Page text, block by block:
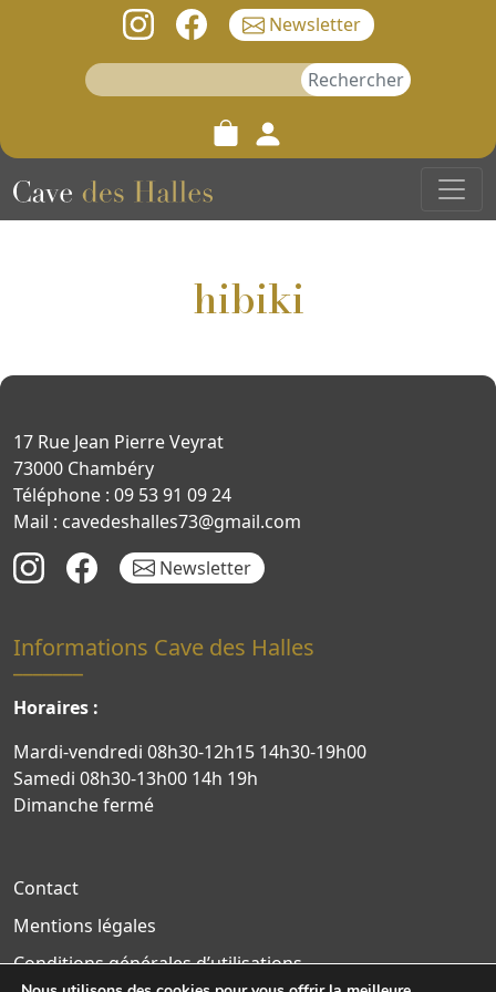
Newsletter
Rechercher :
hibiki
17 Rue Jean Pierre Veyrat
73000 Chambéry
Téléphone : 09 53 91 09 24
Mail : cavedeshalles73@gmail.com
Newsletter
Informations Cave des Halles
Horaires :
Mardi-vendredi 08h30-12h15 14h30-19h00
Samedi 08h30-13h00 14h 19h
Dimanche fermé
Contact
Mentions légales
Conditions générales d’utilisations